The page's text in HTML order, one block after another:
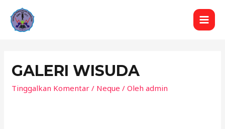
GALERI WISUDA
Tinggalkan Komentar / Neque / Olehadmin